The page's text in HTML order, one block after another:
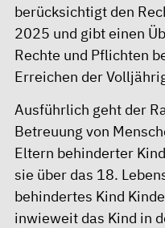
berücksichtigt den
2025 und gibt einen
Rechte und Pflichten
Erreichen der
Ausführlich geht der
Betreuung von
Eltern behinderter
sie über das 18.
behindertes Kind
inwieweit das Kind in